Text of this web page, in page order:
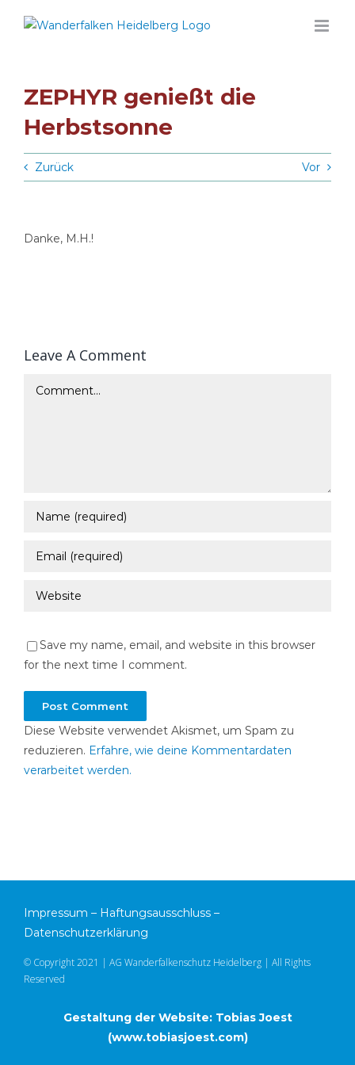
Inhalt
ZEPHYR genießt die
Herbstsonne
Zurück Vor
Danke, M.H.!
Leave A Comment
Comment
Save my name, email, and website in this browser
for the next time I comment.
Diese Website verwendet Akismet, um Spam zu
reduzieren. Erfahre, wie deine Kommentardaten
verarbeitet werden.
Impressum – Haftungsausschluss –
Datenschutzerklärung
© Copyright 2021 | AG Wanderfalkenschutz Heidelberg | All Rights
Reserved
Gestaltung der Website: Tobias Joest
(www.tobiasjoest.com)